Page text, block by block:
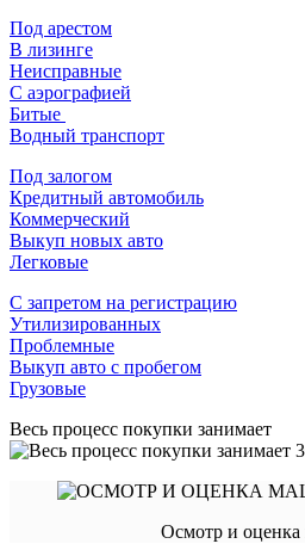
Под арестом
В лизинге
Неисправные
С аэрографией
Битые
Водный транспорт
Под залогом
Кредитный автомобиль
Коммерческий
Выкуп новых авто
Легковые
С запретом на регистрацию
Утилизированных
Проблемные
Выкуп авто с пробегом
Грузовые
Весь процесс покупки занимает
Осмотр и